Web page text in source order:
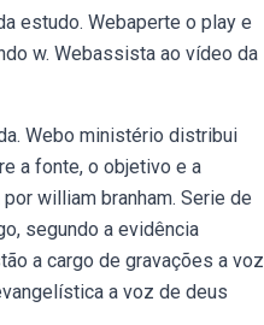
estudo. Webaperte o play e
w. Webassista ao vídeo da
Webo ministério distribui
a fonte, o objetivo e a
william branham. Serie de
segundo a evidência
a cargo de gravações a voz
a voz de deus